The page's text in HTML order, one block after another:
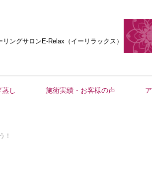
リングサロンE-Relax（イーリラックス）
し 施術実績・お客様の声
！